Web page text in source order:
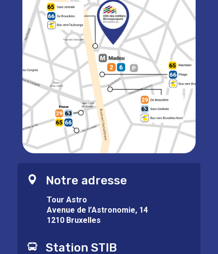
Notre adresse
Tour Astro
Avenue de l’Astronomie, 14
1210 Bruxelles
Station STIB